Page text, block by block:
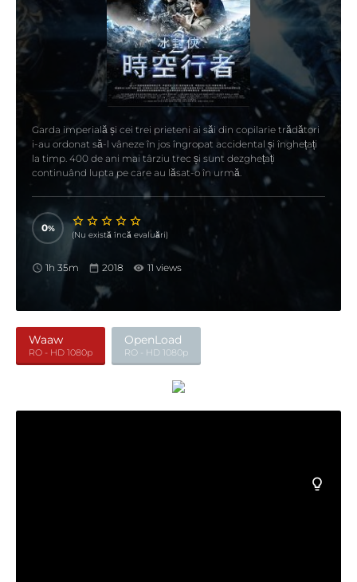
Garda imperială și cei trei prieteni ai săi din copilarie trădători
i-au ordonat să-l vâneze în jos îngropat accidental și înghețați
la timp. 400 de ani mai târziu trec și sunt dezghețați
continuând lupta pe care au lăsat-o în urmă.
0
(Nu există încă evaluări)
1h 35m 2018 11 views
Waaw
RO - HD 1080p
OpenLoad
RO - HD 1080p